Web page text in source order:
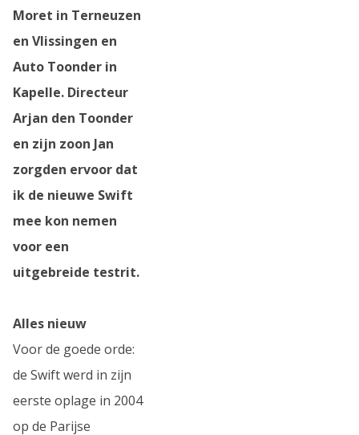
Moret in Terneuzen
en Vlissingen en
Auto Toonder in
Kapelle. Directeur
Arjan den Toonder
en zijn zoon Jan
zorgden ervoor dat
ik de nieuwe Swift
mee kon nemen
voor een
uitgebreide testrit.
Alles nieuw
Voor de goede orde:
de Swift werd in zijn
eerste oplage in 2004
op de Parijse